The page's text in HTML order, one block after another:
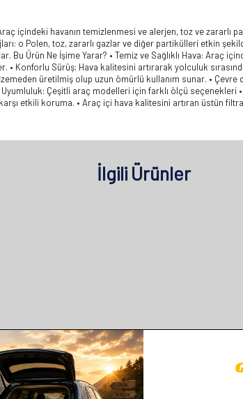
Araç içindeki havanın temizlenmesi ve alerjen, toz ve
o Polen, toz, zararlı gazlar ve diğer partikülleri etkin
Bu Ürün Ne İşime Yarar? • Temiz ve Sağlıklı Hava: Araç
Konforlu Sürüş: Hava kalitesini artırarak yolculuk
üretilmiş olup uzun ömürlü kullanım sunar. •
Çeşitli araç modelleri için farklı ölçü
etkili koruma. • Araç içi hava kalitesini artıran üstün
İlgili Ürünler